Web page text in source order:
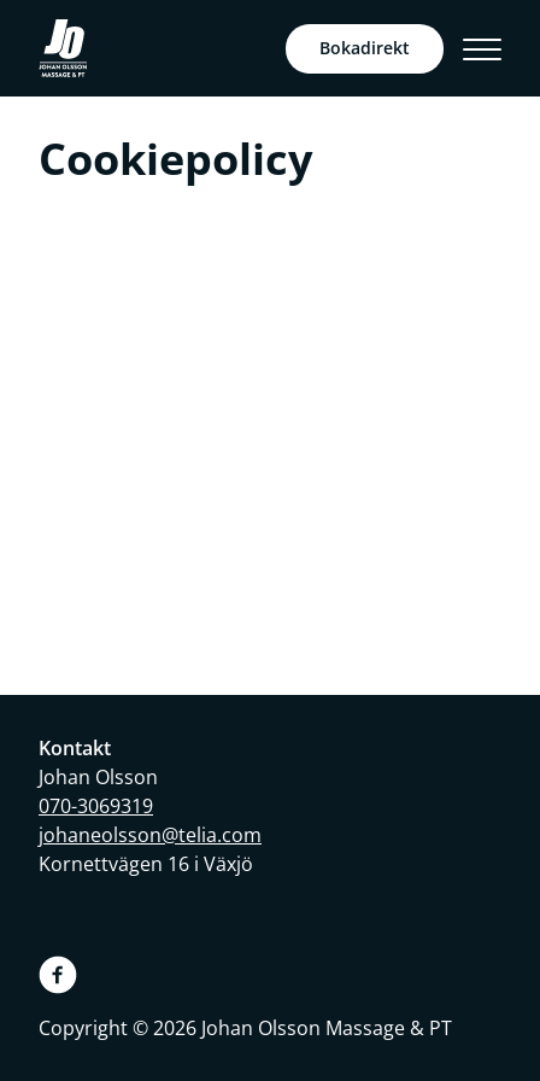
Bokadirekt
Cookiepolicy
Kontakt
Johan Olsson
070-3069319
johaneolsson@telia.com
Kornettvägen 16 i Växjö
Copyright © 2026 Johan Olsson Massage & PT